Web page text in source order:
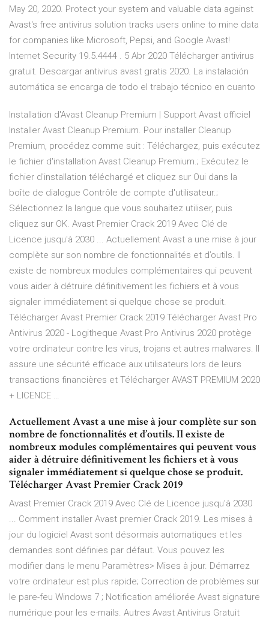
May 20, 2020. Protect your system and valuable data against
Avast's free antivirus solution tracks users online to mine data
for companies like Microsoft, Pepsi, and Google Avast!
Internet Security 19.5.4444 . 5 Abr 2020 Télécharger antivirus
gratuit. Descargar antivirus avast gratis 2020. La instalación
automática se encarga de todo el trabajo técnico en cuanto
Installation d'Avast Cleanup Premium | Support Avast officiel
Installer Avast Cleanup Premium. Pour installer Cleanup
Premium, procédez comme suit : Téléchargez, puis exécutez
le fichier d'installation Avast Cleanup Premium.; Exécutez le
fichier d'installation téléchargé et cliquez sur Oui dans la
boîte de dialogue Contrôle de compte d'utilisateur.;
Sélectionnez la langue que vous souhaitez utiliser, puis
cliquez sur OK. Avast Premier Crack 2019 Avec Clé de
Licence jusqu'à 2030 ... Actuellement Avast a une mise à jour
complète sur son nombre de fonctionnalités et d’outils. Il
existe de nombreux modules complémentaires qui peuvent
vous aider à détruire définitivement les fichiers et à vous
signaler immédiatement si quelque chose se produit.
Télécharger Avast Premier Crack 2019 Télécharger Avast Pro
Antivirus 2020 - Logitheque Avast Pro Antivirus 2020 protège
votre ordinateur contre les virus, trojans et autres malwares. Il
assure une sécurité efficace aux utilisateurs lors de leurs
transactions financières et Télécharger AVAST PREMIUM 2020
+ LICENCE …
Actuellement Avast a une mise à jour complète sur son
nombre de fonctionnalités et d’outils. Il existe de
nombreux modules complémentaires qui peuvent vous
aider à détruire définitivement les fichiers et à vous
signaler immédiatement si quelque chose se produit.
Télécharger Avast Premier Crack 2019
Avast Premier Crack 2019 Avec Clé de Licence jusqu'à 2030
... Comment installer Avast premier Crack 2019. Les mises à
jour du logiciel Avast sont désormais automatiques et les
demandes sont définies par défaut. Vous pouvez les
modifier dans le menu Paramètres> Mises à jour. Démarrez
votre ordinateur est plus rapide; Correction de problèmes sur
le pare-feu Windows 7 ; Notification améliorée Avast signature
numérique pour les e-mails. Autres Avast Antivirus Gratuit